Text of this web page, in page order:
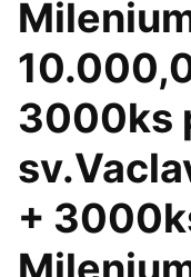
3000ks
+